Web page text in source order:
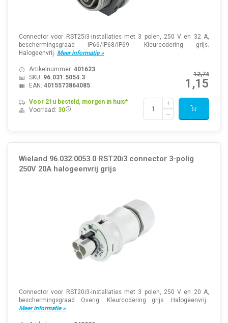
Connector voor RST25i3-installaties met 3 polen, 250 V en 32 A,
beschermingsgraad IP66/IP68/IP69. Kleurcodering grijs.
Halogeenvrij. Meer informatie »
12,74
1,15
Artikelnummer: 401623
SKU: 96.031.5054.3
EAN: 4015573864085
Voor 21u besteld, morgen in huis*
Voorraad: 30
Wieland 96.032.0053.0 RST20i3 connector 3-polig
250V 20A halogeenvrij grijs
Connector voor RST20i3-installaties met 3 polen, 250 V en 20 A,
beschermingsgraad Overig. Kleurcodering grijs. Halogeenvrij.
Meer informatie »